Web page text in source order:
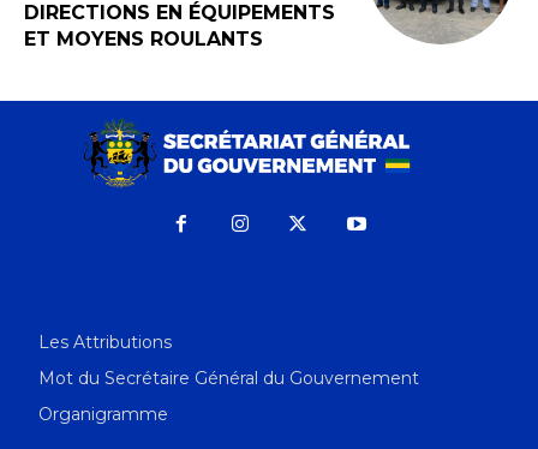
DIRECTIONS EN ÉQUIPEMENTS
ET MOYENS ROULANTS
Les Attributions
Mot du Secrétaire Général du Gouvernement
Organigramme